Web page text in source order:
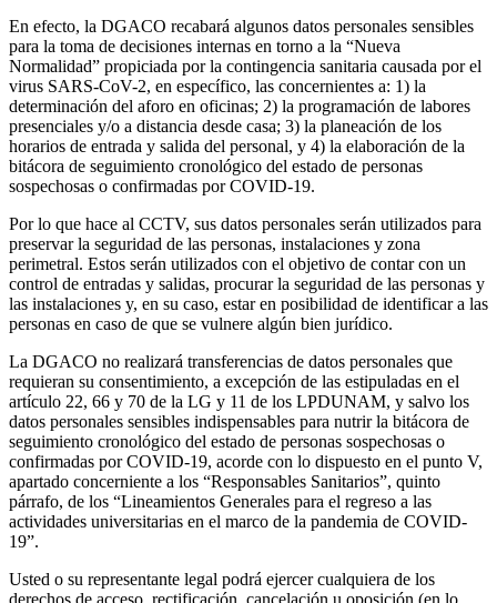
En efecto, la DGACO recabará algunos datos personales sensibles
para la toma de decisiones internas en torno a la “Nueva
Normalidad” propiciada por la contingencia sanitaria causada por el
virus SARS-CoV-2, en específico, las concernientes a: 1) la
determinación del aforo en oficinas; 2) la programación de labores
presenciales y/o a distancia desde casa; 3) la planeación de los
horarios de entrada y salida del personal, y 4) la elaboración de la
bitácora de seguimiento cronológico del estado de personas
sospechosas o confirmadas por COVID-19.
Por lo que hace al CCTV, sus datos personales serán utilizados para
preservar la seguridad de las personas, instalaciones y zona
perimetral. Estos serán utilizados con el objetivo de contar con un
control de entradas y salidas, procurar la seguridad de las personas y
las instalaciones y, en su caso, estar en posibilidad de identificar a las
personas en caso de que se vulnere algún bien jurídico.
La DGACO no realizará transferencias de datos personales que
requieran su consentimiento, a excepción de las estipuladas en el
artículo 22, 66 y 70 de la LG y 11 de los LPDUNAM, y salvo los
datos personales sensibles indispensables para nutrir la bitácora de
seguimiento cronológico del estado de personas sospechosas o
confirmadas por COVID-19, acorde con lo dispuesto en el punto V,
apartado concerniente a los “Responsables Sanitarios”, quinto
párrafo, de los “Lineamientos Generales para el regreso a las
actividades universitarias en el marco de la pandemia de COVID-
19”.
Usted o su representante legal podrá ejercer cualquiera de los